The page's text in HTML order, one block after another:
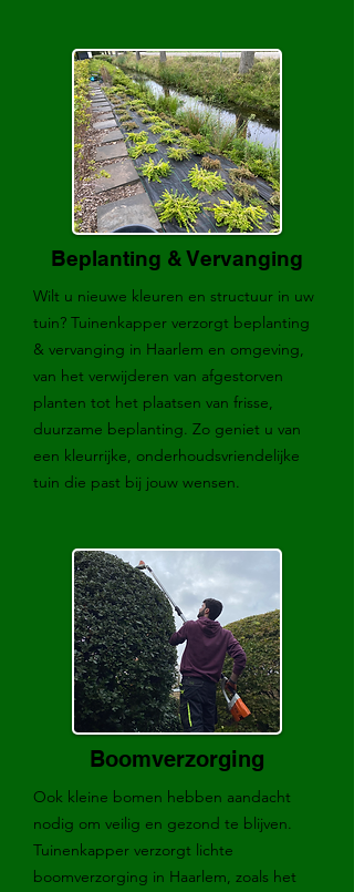
Beplanting & Vervanging
Wilt u nieuwe kleuren en structuur in uw
tuin? Tuinenkapper verzorgt beplanting
& vervanging in Haarlem en omgeving,
van het verwijderen van afgestorven
planten tot het plaatsen van frisse,
duurzame beplanting. Zo geniet u van
een kleurrijke, onderhoudsvriendelijke
tuin die past bij jouw wensen.
Boomverzorging
Ook kleine bomen hebben aandacht
nodig om veilig en gezond te blijven.
Tuinenkapper verzorgt lichte
boomverzorging in Haarlem, zoals het